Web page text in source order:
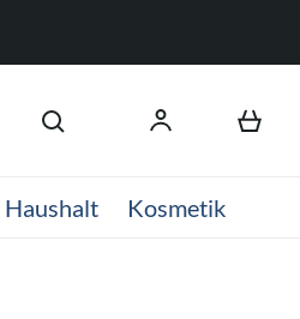
Haushalt Kosmetik